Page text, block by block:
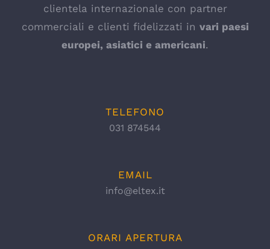
clientela internazionale con partner
commerciali e clienti fidelizzati in vari paesi
europei, asiatici e americani.
TELEFONO
031 874544
EMAIL
info@eltex.it
ORARI APERTURA